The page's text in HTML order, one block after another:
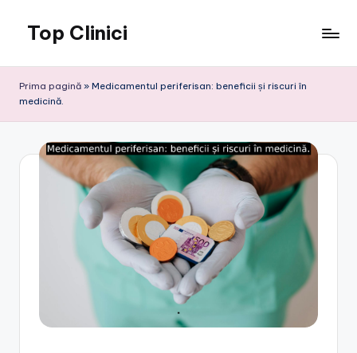
content
Top Clinici
Prima pagină » Medicamentul periferisan: beneficii și riscuri în
medicină.